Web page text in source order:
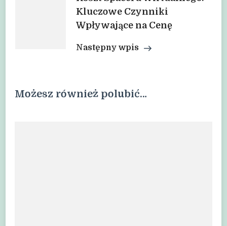
Kluczowe Czynniki
Wpływające na Cenę
Następny wpis
Możesz również polubić…